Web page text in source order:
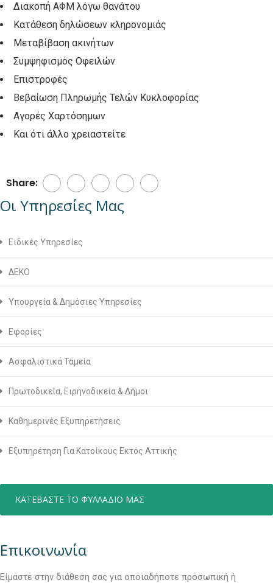
Διακοπή ΑΦΜ λόγω θανάτου
Κατάθεση δηλώσεων κληρονομιάς
Μεταβίβαση ακινήτων
Συμψηφισμός Οφειλών
Επιστροφές
Βεβαίωση Πληρωμής Τελών Κυκλοφορίας
Αγορές Χαρτόσημων
Και ότι άλλο χρειαστείτε
Share:
Οι Υπηρεσίες Μας
Ειδικές Υπηρεσίες
ΔΕΚΟ
Υπουργεία & Δημόσιες Υπηρεσίες
Εφορίες
Ασφαλιστικά Ταμεία
Πρωτοδικεία, Ειρηνοδικεία & Δήμοι
Καθημερινές Εξυπηρετήσεις
Εξυπηρέτηση Για Κατοίκους Εκτός Αττικής
ΚΑΤΕΒΑΣΤΕ ΤΟ ΦΥΛΛΑΔΙΟ ΜΑΣ
Επικοινωνία
Είμαστε στην διάθεση σας για οποιαδήποτε προσωπική ή